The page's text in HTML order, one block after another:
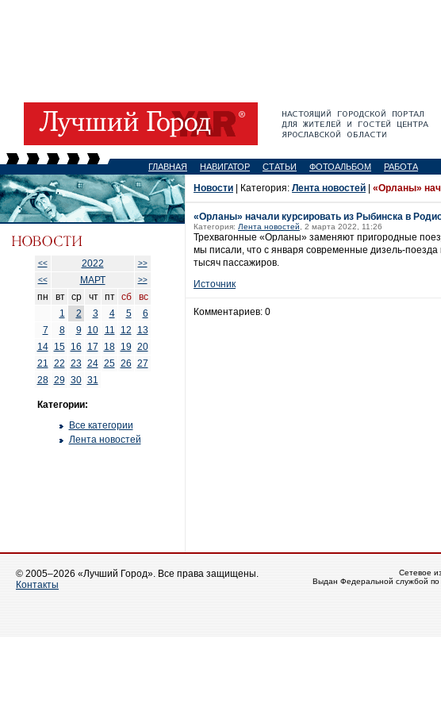
ГЛАВНАЯ НАВИГАТОР СТАТЬИ ФОТОАЛЬБОМ РАБОТА
<< 2022
>>
<<
МАРТ >>
пн вт ср чт пт сб
вс
1
2 3 4 5
6
7
8 9 10 11 12
13
14
15 16 17 18 19 20
21 22 23 24 25 26 27
28 29 30 31
Категории:
Все категории
Лента новостей
Новости | Категория: Лента новостей «Орланы»
«Орланы» начали курсировать из Рыбинска в
Категория: Лента новостей , 2 марта 2022, 11:26
Трехвагонные «Орланы» заменяют пригородные
мы писали, что с января современные дизель-
тысяч пассажиров.
Источник
Комментариев: 0
© 2005–2026 «Лучший Город». Все права защищены.
Контакты
Сетевое
Выдан Федеральной службой по